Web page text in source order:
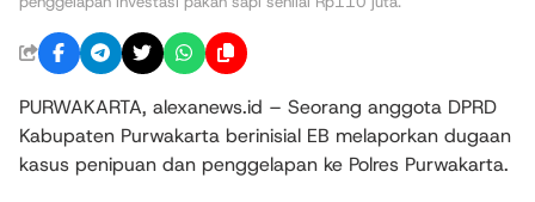
PURWAKARTA, alexanews.id – Seorang anggota DPRD
Kabupaten Purwakarta berinisial EB melaporkan dugaan
kasus penipuan dan penggelapan ke Polres Purwakarta.